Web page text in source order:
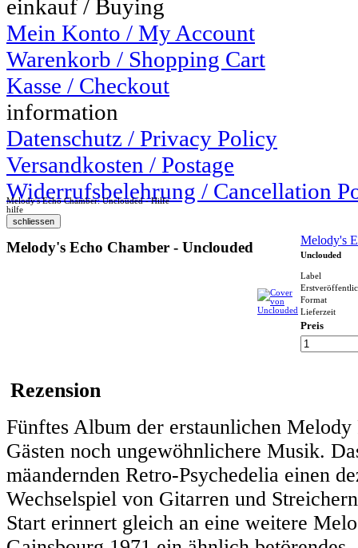
einkauf / Buying
Mein Konto / My Account
Warenkorb / Shopping Cart
Kasse / Checkout
information
Datenschutz / Privacy Policy
Versandkosten / Postage
Widerrufsbelehrung / Cancellation
Melody's Echo Chamber: Unclouded - Hilfe
hilfe
Melody's Echo Chamber - Unclouded Melody's
Unclouded
Label
Format
Lieferzeit
Preis
Rezension
Fünftes Album der erstaunlichen
Gästen noch ungewöhnlichere Musik.
mäandernden Retro-Psychedelia einen
Wechselspiel von Gitarren und
Start erinnert gleich an eine weitere